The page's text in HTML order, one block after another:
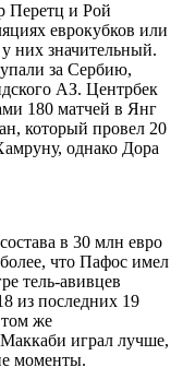
Перетц и Рой
еврокубков или
них значительный.
за Сербию,
АЗ. Центрбек
180 матчей в Янг
который провел 20
однако Дора
в 30 млн евро
что Пафос имел
тель-авивцев
из последних 19
же
играл лучше,
моменты.